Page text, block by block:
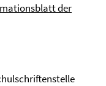
der